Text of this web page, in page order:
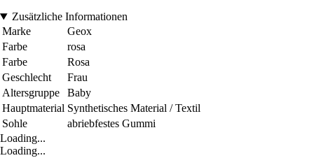
Zusätzliche Informationen
Marke
Geox
Farbe
rosa
Farbe
Rosa
Geschlecht
Frau
Altersgruppe
Baby
Hauptmaterial Synthetisches Material / Textil
Sohle
abriebfestes Gummi
Loading...
Loading...